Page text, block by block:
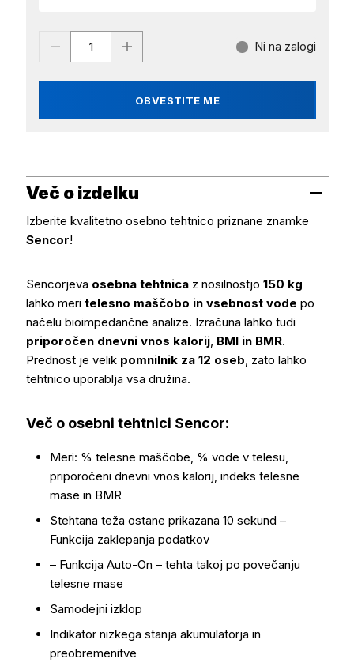
OBVESTITE ME
Ni na zalogi
Več o izdelku
Več o izdelku
Izberite kvalitetno osebno tehtnico priznane znamke
Sencor!
Sencorjeva osebna tehtnica z nosilnostjo 150 kg
lahko meri telesno maščobo in vsebnost vode po
načelu bioimpedančne analize. Izračuna lahko tudi
priporočen dnevni vnos kalorij, BMI in BMR.
Prednost je velik pomnilnik za 12 oseb, zato lahko
tehtnico uporablja vsa družina.
Več o osebni tehtnici Sencor:
Meri: % telesne maščobe, % vode v telesu,
priporočeni dnevni vnos kalorij, indeks telesne
mase in BMR
Stehtana teža ostane prikazana 10 sekund –
Funkcija zaklepanja podatkov
– Funkcija Auto-On – tehta takoj po povečanju
telesne mase
Samodejni izklop
Indikator nizkega stanja akumulatorja in
preobremenitve